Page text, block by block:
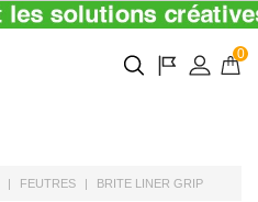
0
FEUTRES BRITE LINER GRIP